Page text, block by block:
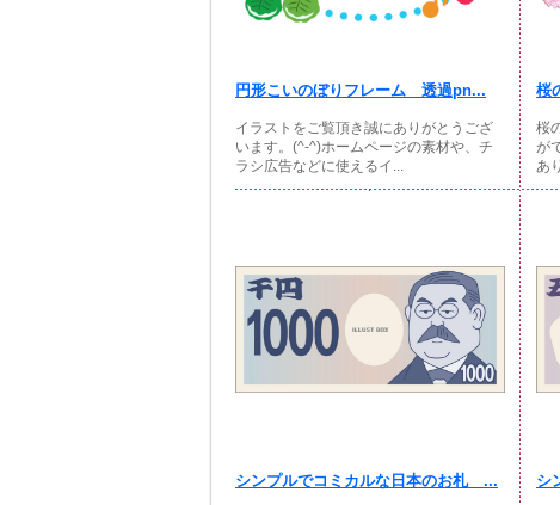
円形こいのぼりフレーム 透過pn...
イラストをご覧頂き誠にありがとうござ
います。(^-^)ホームページの素材や、チ
ラシ広告などに使えるイ...
桜
桜
が
あ
シンプルでコミカルな日本のお札 ... シ